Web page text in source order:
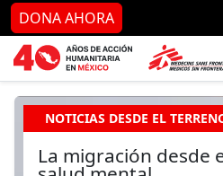
Ir al contenido principal
DONA AHORA
NOTICIAS DESDE EL
La migración desde